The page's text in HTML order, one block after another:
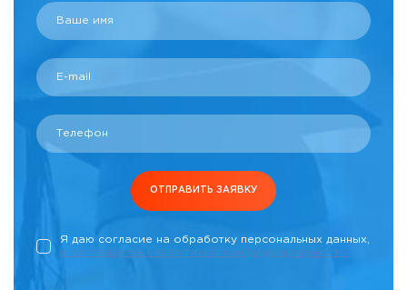
Ваше имя
E-mail
Телефон
ОТПРАВИТЬ ЗАЯВКУ
Я даю согласие на обработку персональных данных,
и соглашаюсь c политикой конфиденциальности.